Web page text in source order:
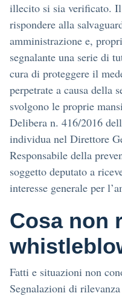
illecito si sia verificato. Il
rispondere alla
amministrazione e,
segnalante una serie di
cura di proteggere il
perpetrate a causa della
svolgono le proprie
Delibera n. 416/2016
individua nel Direttore
Responsabile della
soggetto deputato a
interesse generale per
Cosa non
Fatti e situazioni non
Segnalazioni di